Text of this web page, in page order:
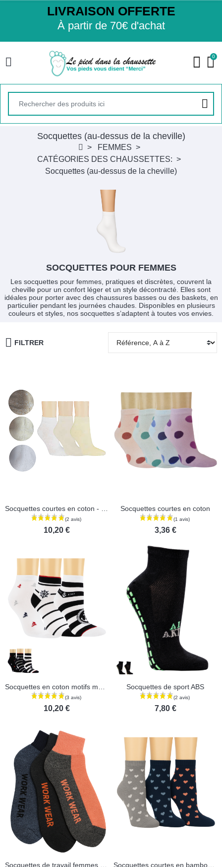
LIVRAISON OFFERTE
À partir de 70€ d'achat
0
Socquettes (au-dessus de la cheville)
FEMMES
CATÉGORIES DES CHAUSSETTES:
Socquettes (au-dessus de la cheville)
SOCQUETTES POUR FEMMES
Les socquettes pour femmes, pratiques et discrètes, couvrent la
cheville pour un confort léger et un style décontracté. Elles sont
idéales pour porter avec des chaussures basses ou des baskets, en
particulier pendant les journées chaudes. Disponibles en plusieurs
couleurs et styles, nos socquettes s’adaptent à toutes vos envies.
FILTRER
Socquettes courtes en coton - Lot de 3 paires
10,20 €
Socquettes courtes en coton
3,36 €
10,20 €
Socquettes de sport ABS
7,80 €